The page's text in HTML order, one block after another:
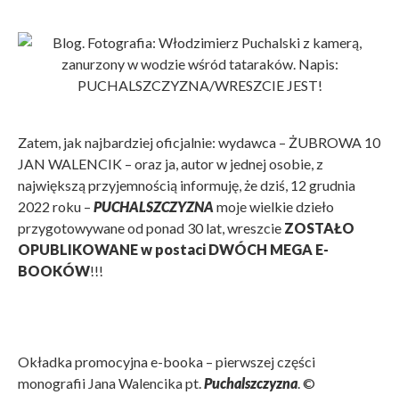
Zatem, jak najbardziej oficjalnie: wydawca – ŻUBROWA 10
JAN WALENCIK – oraz ja, autor w jednej osobie, z
największą przyjemnością informuję, że dziś, 12 grudnia
2022 roku – PUCHALSZCZYZNA moje wielkie dzieło
przygotowywane od ponad 30 lat, wreszcie ZOSTAŁO
OPUBLIKOWANE w postaci DWÓCH MEGA E-
BOOKÓW!!!
Okładka promocyjna e-booka – pierwszej części
monografii Jana Walencika pt.Puchalszczyzna. ©